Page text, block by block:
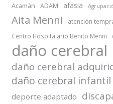
Acamán ADAM afasia
Aita Menni atención
Centro Hospitalario Benito Menni
daño cerebral
daño cerebral
daño cerebral infantil
deporte adaptado